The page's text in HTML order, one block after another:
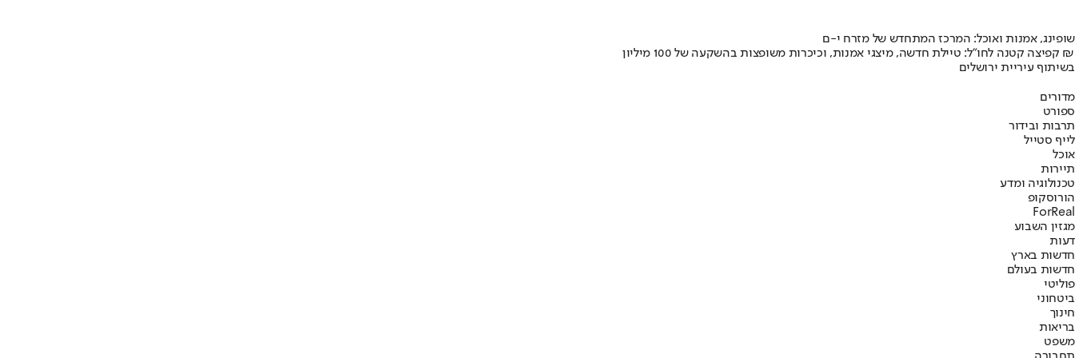
שופינג, אמנות ואוכל: המרכז המתחדש של מזרח י-ם
קפיצה קטנה לחו"ל: טיילת חדשה, מיצגי אמנות, וכיכרות משופצות בהשקעה של 100 מיליון ₪
בשיתוף עיריית ירושלים
מדורים
ספורט
תרבות ובידור
לייף סטייל
אוכל
תיירות
טכנולוגיה ומדע
הורוסקופ
ForReal
מגזין השבוע
דעות
חדשות בארץ
חדשות בעולם
פוליטי
ביטחוני
חינוך
בריאות
משפט